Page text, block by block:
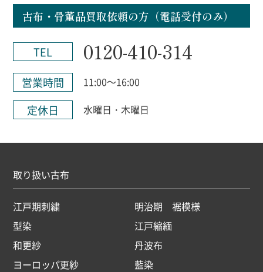
古布・骨董品買取依頼の方（電話受付のみ）
TEL 0120-410-314
営業時間 11:00～16:00
定休日 水曜日・木曜日
取り扱い古布
江戸期刺繍
明治期 裾模様
型染
江戸縮緬
和更紗
丹波布
ヨーロッパ更紗
藍染